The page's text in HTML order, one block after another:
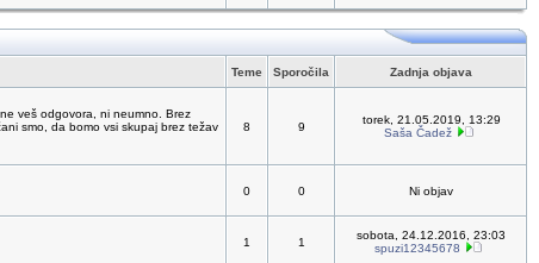
Teme Sporočila Zadnja objava
veš odgovora, ni neumno. Brez
smo, da bomo vsi skupaj brez težav
8 9
torek, 21.05.2019, 13:29
Saša Čadež
0 0 Ni objav
1 1
sobota, 24.12.2016, 23:03
spuzi12345678